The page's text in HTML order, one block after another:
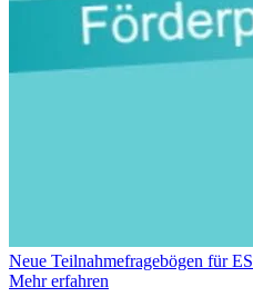
Neue Teilnahmefragebögen für
Mehr erfahren